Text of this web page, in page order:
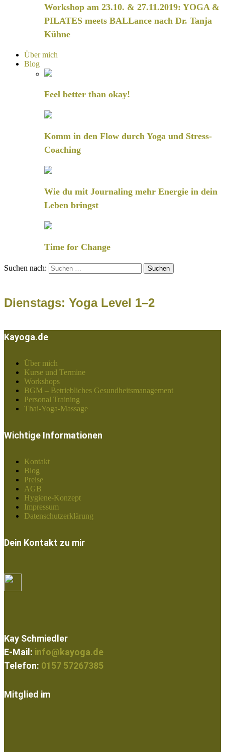
Workshop am 23.10. & 27.11.2019: YOGA &
PILATES meets BALLance nach Dr. Tanja
Kühne
Über mich
Blog
Feel better than okay!
Komm in den Flow durch Yoga und Stress-
Coaching
Wie du mit Journaling mehr Energie in dein
Leben bringst
Time for Change
Suchen nach:
Dienstags: Yoga Level 1–2
Kayoga.de
Über mich
Kurse und Termine
Workshops
BGM – Betriebliches Gesundheitsmanagement
Personal Training
Thai-Yoga-Massage
Wichtige Informationen
Kontakt
Blog
Preise
AGB
Hygiene-Konzept
Impressum
Datenschutzerklärung
Dein Kontakt zu mir
Kay Schmiedler
E-Mail: info@kayoga.de
Telefon: 0157 57267385
Mitglied im